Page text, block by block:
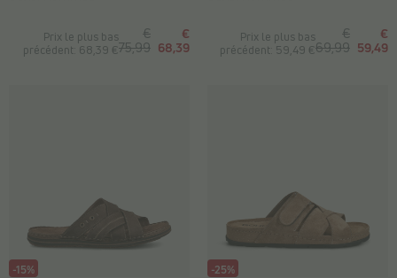
Prix le plus bas
précédent: 68,39 €
€
75,99
€
68,39
Prix le plus bas
précédent: 59,49 €
€
69,99
€
59,49
-15%
-25%